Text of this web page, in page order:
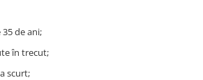
de ani;
în trecut;
scurt;